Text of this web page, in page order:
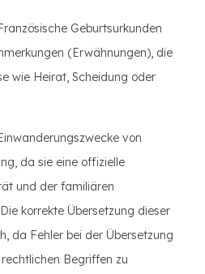
Geburtsurkunden
(Erwähnungen), die
wie Heirat, Scheidung oder
von
da sie eine offizielle
und der familiären
korrekte Übersetzung dieser
da Fehler bei der Übersetzung
Begriffen zu